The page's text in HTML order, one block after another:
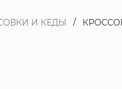
И КЕДЫ